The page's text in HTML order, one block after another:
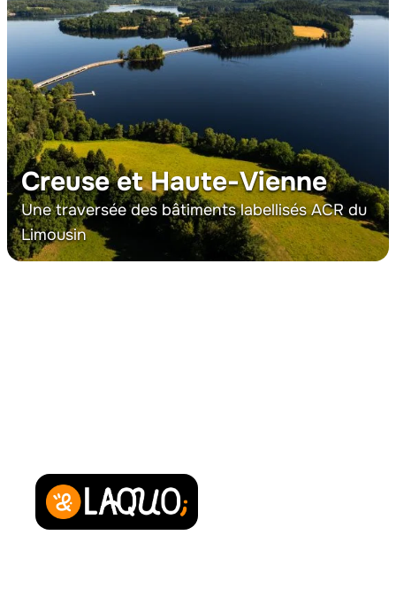
Creuse et Haute-Vienne
Une traversée des bâtiments labellisés ACR du
Limousin